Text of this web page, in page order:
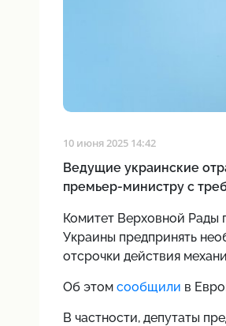
10 июня 2025 14:42
Ведущие украинские
премьер-министру с
Комитет Верховной Рады
Украины предпринять
отсрочки действия
Об этом сообщили в
В частности, депутаты